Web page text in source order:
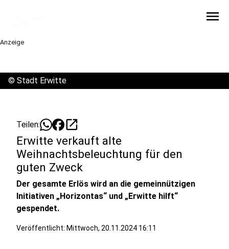
menu
Anzeige
© Stadt Erwitte
Teilen: open_in_new
Erwitte verkauft alte
Weihnachtsbeleuchtung für den
guten Zweck
Der gesamte Erlös wird an die gemeinnützigen
Initiativen „Horizontas“ und „Erwitte hilft“
gespendet.
Veröffentlicht: Mittwoch, 20.11.2024 16:11